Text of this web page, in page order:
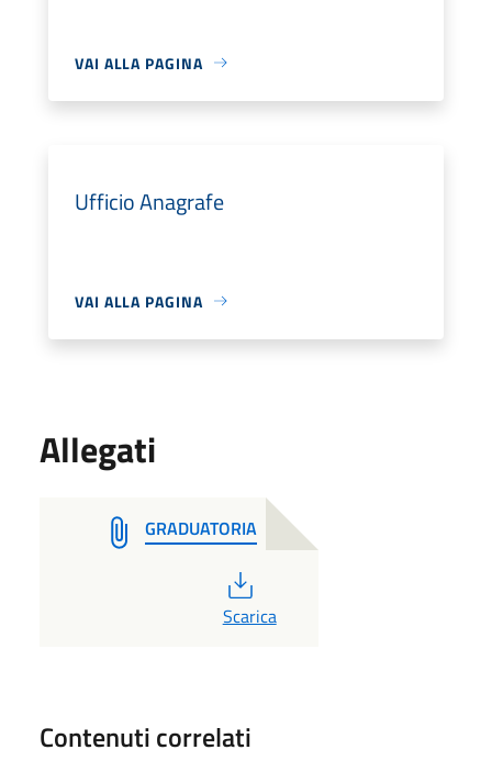
VAI ALLA PAGINA
Ufficio Anagrafe
VAI ALLA PAGINA
Allegati
GRADUATORIA
PDF
Scarica
Contenuti correlati